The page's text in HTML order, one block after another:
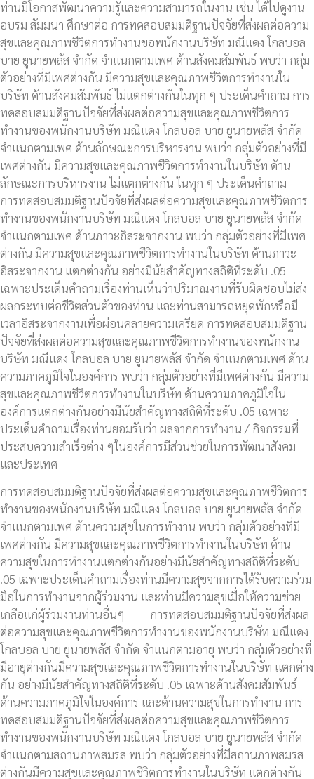
ท่านมีโอกาสพัฒนาความรู้และความสามารถในงาน เช่น ได้ไปดูงาน
อบรม สัมมนา ศึกษาต่อ การทดสอบสมมติฐานปัจจัยที่ส่งผลต่อความ
สุขและคุณภาพชีวิตการทำงานขอพนักงานบริษัท มณีแดง โกลบอล
บาย ยูนายพลัส จำกัด จำแนกตามเพศ ด้านสังคมสัมพันธ์ พบว่า กลุ่ม
ตัวอย่างที่มีเพศต่างกัน มีความสุขและคุณภาพชีวิตการทำงานใน
บริษัท ด้านสังคมสัมพันธ์ ไม่แตกต่างกันในทุก ๆ ประเด็นคำถาม การ
ทดสอบสมมติฐานปัจจัยที่ส่งผลต่อความสุขและคุณภาพชีวิตการ
ทำงานของพนักงานบริษัท มณีแดง โกลบอล บาย ยูนายพลัส จำกัด
จำแนกตามเพศ ด้านลักษณะการบริหารงาน พบว่า กลุ่มตัวอย่างที่มี
เพศต่างกัน มีความสุขและคุณภาพชีวิตการทำงานในบริษัท ด้าน
ลักษณะการบริหารงาน ไม่แตกต่างกัน ในทุก ๆ ประเด็นคำถาม
การทดสอบสมมติฐานปัจจัยที่ส่งผลต่อความสุขและคุณภาพชีวิตการ
ทำงานของพนักงานบริษัท มณีแดง โกลบอล บาย ยูนายพลัส จำกัด
จำแนกตามเพศ ด้านภาวะอิสระจากงาน พบว่า กลุ่มตัวอย่างที่มีเพศ
ต่างกัน มีความสุขและคุณภาพชีวิตการทำงานในบริษัท ด้านภาวะ
อิสระจากงาน แตกต่างกัน อย่างมีนัยสำคัญทางสถิติที่ระดับ .05
เฉพาะประเด็นคำถามเรื่องท่านเห็นว่าปริมาณงานที่รับผิดชอบไม่ส่ง
ผลกระทบต่อชีวิตส่วนตัวของท่าน และท่านสามารถหยุดพักหรือมี
เวลาอิสระจากงานเพื่อผ่อนคลายความเครียด การทดสอบสมมติฐาน
ปัจจัยที่ส่งผลต่อความสุขและคุณภาพชีวิตการทำงานของพนักงาน
บริษัท มณีแดง โกลบอล บาย ยูนายพลัส จำกัด จำแนกตามเพศ ด้าน
ความภาคภูมิใจในองค์การ พบว่า กลุ่มตัวอย่างที่มีเพศต่างกัน มีความ
สุขและคุณภาพชีวิตการทำงานในบริษัท ด้านความภาคภูมิใจใน
องค์การแตกต่างกันอย่างมีนัยสำคัญทางสถิติที่ระดับ .05 เฉพาะ
ประเด็นคำถามเรื่องท่านยอมรับว่า ผลจากการทำงาน / กิจกรรมที่
ประสบความสำเร็จต่าง ๆในองค์การมีส่วนช่วยในการพัฒนาสังคม
และประเทศ
การทดสอบสมมติฐานปัจจัยที่ส่งผลต่อความสุขและคุณภาพชีวิตการ
ทำงานของพนักงานบริษัท มณีแดง โกลบอล บาย ยูนายพลัส จำกัด
จำแนกตามเพศ ด้านความสุขในการทำงาน พบว่า กลุ่มตัวอย่างที่มี
เพศต่างกัน มีความสุขและคุณภาพชีวิตการทำงานในบริษัท ด้าน
ความสุขในการทำงานแตกต่างกันอย่างมีนัยสำคัญทางสถิติที่ระดับ
.05 เฉพาะประเด็นคำถามเรื่องท่านมีความสุขจากการได้รับความร่วม
มือในการทำงานจากผู้ร่วมงาน และท่านมีความสุขเมื่อให้ความช่วย
เกลือแก่ผู้ร่วมงานท่านอื่นๆ การทดสอบสมมติฐานปัจจัยที่ส่งผล
ต่อความสุขและคุณภาพชีวิตการทำงานของพนักงานบริษัท มณีแดง
โกลบอล บาย ยูนายพลัส จำกัด จำแนกตามอายุ พบว่า กลุ่มตัวอย่างที่
มีอายุต่างกันมีความสุขและคุณภาพชีวิตการทำงานในบริษัท แตกต่าง
กัน อย่างมีนัยสำคัญทางสถิติที่ระดับ .05 เฉพาะด้านสังคมสัมพันธ์
ด้านความภาคภูมิใจในองค์การ และด้านความสุขในการทำงาน การ
ทดสอบสมมติฐานปัจจัยที่ส่งผลต่อความสุขและคุณภาพชีวิตการ
ทำงานของพนักงานบริษัท มณีแดง โกลบอล บาย ยูนายพลัส จำกัด
จำแนกตามสถานภาพสมรส พบว่า กลุ่มตัวอย่างที่มีสถานภาพสมรส
ต่างกันมีความสุขและคุณภาพชีวิตการทำงานในบริษัท แตกต่างกัน